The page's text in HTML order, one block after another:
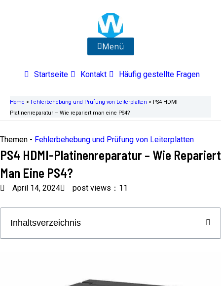
Menü
Startseite Kontakt Häufig gestellte Fragen
Home > Fehlerbehebung und Prüfung von Leiterplatten > PS4 HDMI-
Platinenreparatur – Wie repariert man eine PS4?
Themen - Fehlerbehebung und Prüfung von Leiterplatten
PS4 HDMI-Platinenreparatur – Wie Repariert
Man Eine PS4?
April 14, 2024 post views：11
Inhaltsverzeichnis